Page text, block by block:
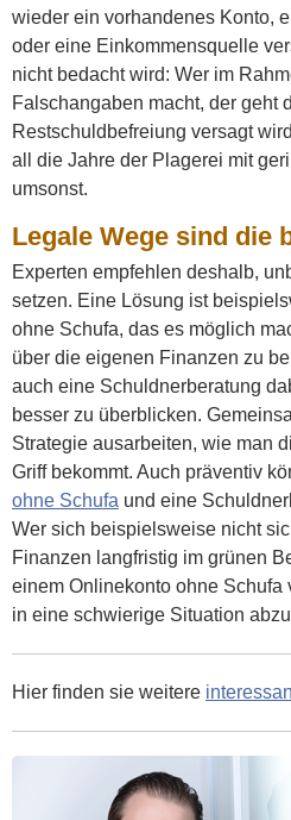
wieder ein vorhandenes Konto,
oder eine Einkommensquelle
nicht bedacht wird: Wer im
Falschangaben macht, der geht
Restschuldbefreiung versagt
all die Jahre der Plagerei mit
umsonst.
Legale Wege sind die
Experten empfehlen deshalb,
setzen. Eine Lösung ist
ohne Schufa, das es möglich
über die eigenen Finanzen zu
auch eine Schuldnerberatung
besser zu überblicken.
Strategie ausarbeiten, wie man
Griff bekommt. Auch präventiv
ohne Schufa und eine
Wer sich beispielsweise nicht
Finanzen langfristig im grünen
einem Onlinekonto ohne Schufa
in eine schwierige Situation
Hier finden sie weitere